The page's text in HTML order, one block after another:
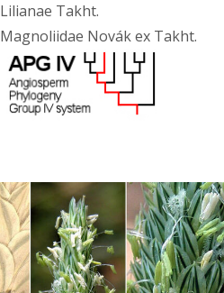
Lilianae Takht.
Magnoliidae Novák ex Takht.